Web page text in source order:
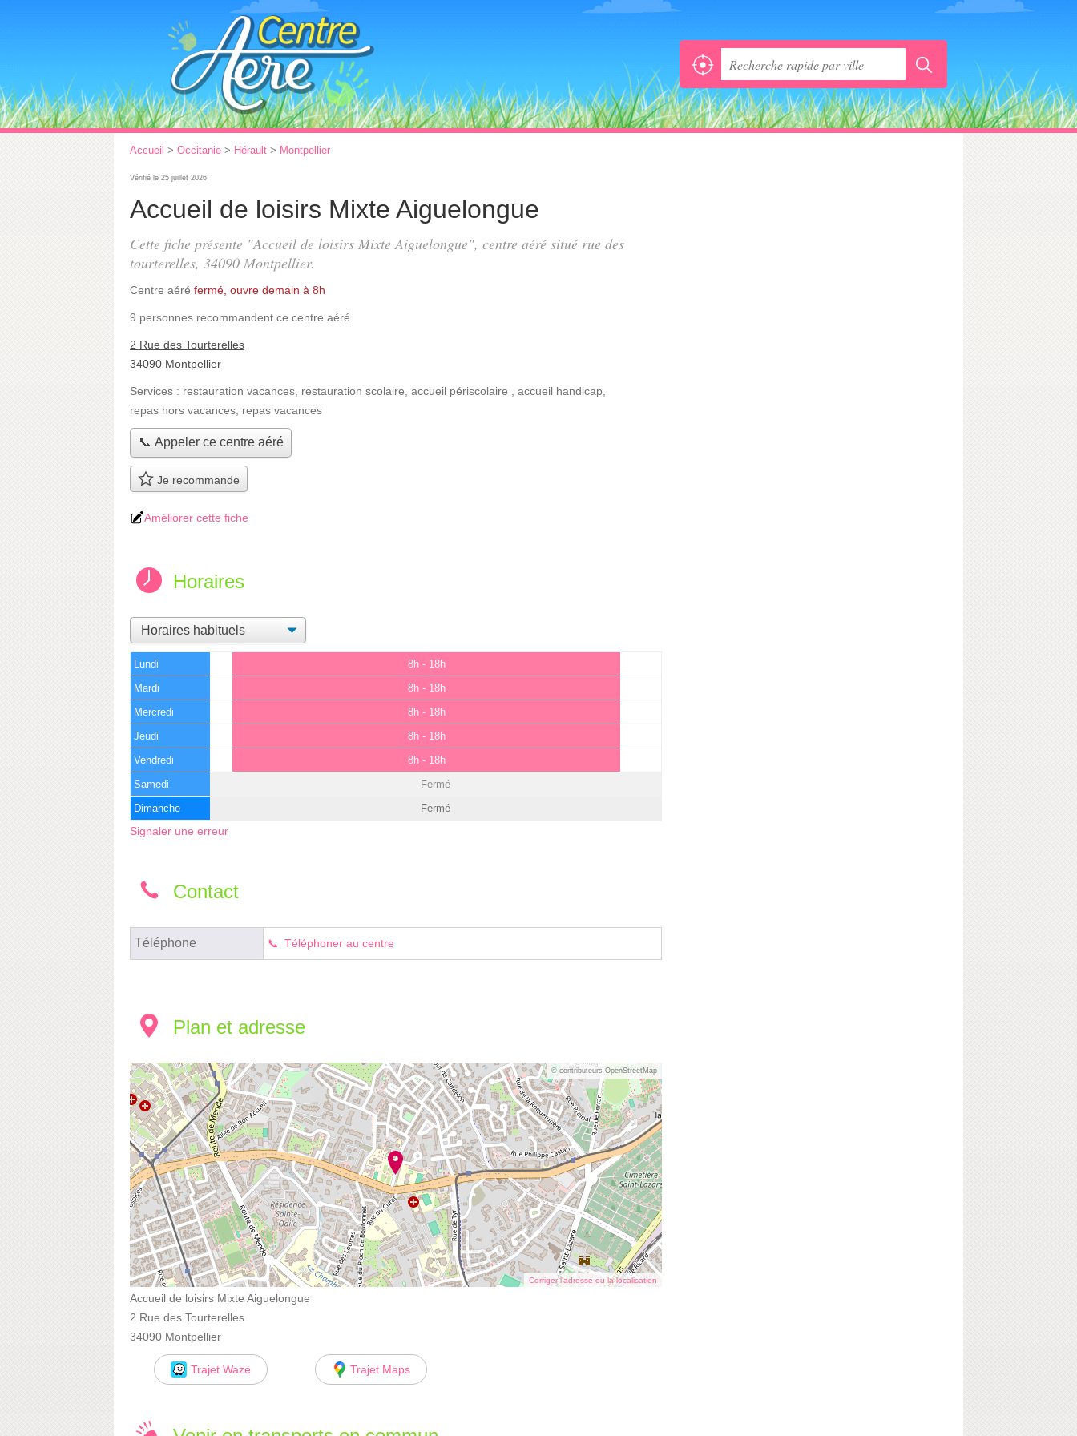
Accueil > Occitanie > Hérault > Montpellier
Vérifié le 25 juillet 2026
Accueil de loisirs Mixte Aiguelongue
Cette fiche présente "Accueil de loisirs Mixte Aiguelongue", centre aéré situé rue des
tourterelles, 34090 Montpellier.
Centre aéré fermé, ouvre demain à 8h
9 personnes recommandent ce centre aéré.
2 Rue des Tourterelles
34090 Montpellier
Services : restauration vacances restauration scolaire accueil périscolaire accueil handicap
repas hors vacances repas vacances
📞 Appeler ce centre aéré
Je recommande
Améliorer cette fiche
Horaires
Lundi 8h - 18h
Mardi 8h - 18h
Mercredi 8h - 18h
Jeudi 8h - 18h
Vendredi 8h - 18h
Samedi Fermé
Dimanche Fermé
Signaler une erreur
Contact
Téléphone Téléphoner au centre
Plan et adresse
© contributeurs OpenStreetMap
Corriger l’adresse ou la localisation
Accueil de loisirs Mixte Aiguelongue
2 Rue des Tourterelles
34090 Montpellier
Trajet Waze Trajet Maps